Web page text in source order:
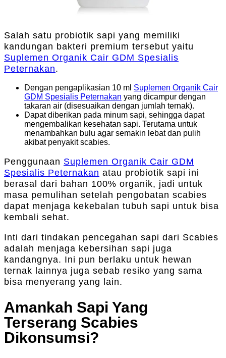
Salah satu probiotik sapi yang memiliki
kandungan bakteri premium tersebut yaitu
Suplemen Organik Cair GDM Spesialis
Peternakan.
Dengan pengaplikasian 10 ml Suplemen Organik Cair
GDM Spesialis Peternakan yang dicampur dengan
takaran air (disesuaikan dengan jumlah ternak).
Dapat diberikan pada minum sapi, sehingga dapat
mengembalikan kesehatan sapi. Terutama untuk
menambahkan bulu agar semakin lebat dan pulih
akibat penyakit scabies.
Penggunaan Suplemen Organik Cair GDM
Spesialis Peternakan atau probiotik sapi ini
berasal dari bahan 100% organik, jadi untuk
masa pemulihan setelah pengobatan scabies
dapat menjaga kekebalan tubuh sapi untuk bisa
kembali sehat.
Inti dari tindakan pencegahan sapi dari Scabies
adalah menjaga kebersihan sapi juga
kandangnya. Ini pun berlaku untuk hewan
ternak lainnya juga sebab resiko yang sama
bisa menyerang yang lain.
Amankah Sapi Yang
Terserang Scabies
Dikonsumsi?